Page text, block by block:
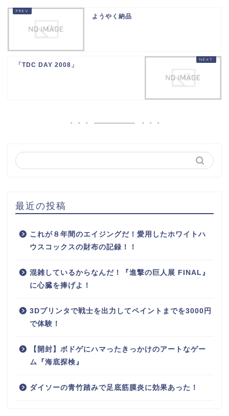
ようやく納品
「TDC DAY 2008」
最近の投稿
これが８年間のエイジングだ！愛用したホワイトハ
ウスコックスの財布の記録！！
混雑しているからなんだ！『進撃の巨人展 FINAL』
に心臓を捧げよ！
3Dプリンタで戦士を出力してペイントまでを3000円
で体験！
【開封】ボドゲにハマったきっかけのアートなゲー
ム『海底探検』
ダイソーの青竹踏みで足底筋膜炎に効果あった！